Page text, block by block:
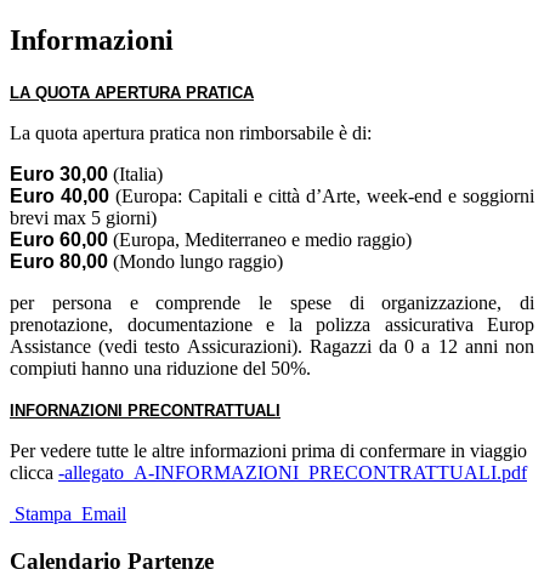
Informazioni
LA QUOTA APERTURA PRATICA
La quota apertura pratica non rimborsabile è di:
Euro 30,00 (Italia)
Euro 40,00 (Europa: Capitali e città d’Arte, week-end e soggiorni
brevi max 5 giorni)
Euro 60,00 (Europa, Mediterraneo e medio raggio)
Euro 80,00 (Mondo lungo raggio)
per persona e comprende le spese di organizzazione, di
prenotazione, documentazione e la polizza assicurativa Europ
Assistance (vedi testo Assicurazioni). Ragazzi da 0 a 12 anni non
compiuti hanno una riduzione del 50%.
INFORNAZIONI PRECONTRATTUALI
Per vedere tutte le altre informazioni prima di confermare in viaggio
clicca -allegato_A-INFORMAZIONI_PRECONTRATTUALI.pdf
Stampa Email
Calendario Partenze